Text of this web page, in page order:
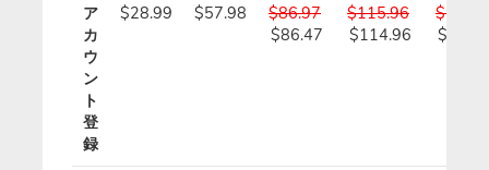
ア
カ
ウ
ン
ト
登
録
$28.99 $57.98
$86.97
$86.47
$115.96
$114.96